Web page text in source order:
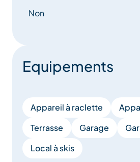
Non
Equipements
Appareil à raclette
Terrasse
Garage
Local à skis